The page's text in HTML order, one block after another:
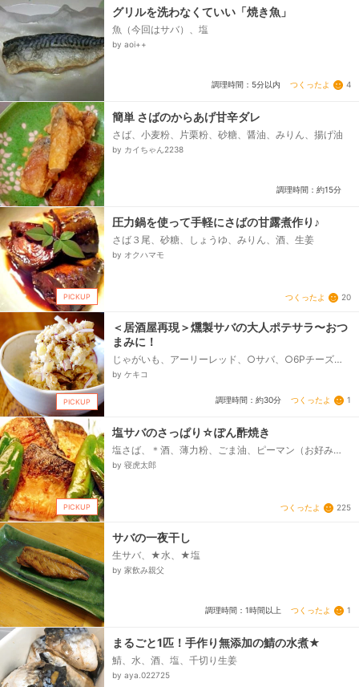
グリルを洗わなくていい「焼き魚」
魚（今回はサバ）、塩
by aoi++
調理時間：5分以内 つくったよ 4
簡単 さばのからあげ甘辛ダレ
さば、小麦粉、片栗粉、砂糖、醤油、みりん、揚げ油
by カイちゃん2238
調理時間：約15分
PICKUP
圧力鍋を使って手軽にさばの甘露煮作り♪
さば３尾、砂糖、しょうゆ、みりん、酒、生姜
by オクハマモ
つくったよ 20
PICKUP
＜居酒屋再現＞燻製サバの大人ポテサラ〜おつ
まみに！
じゃがいも、アーリーレッド、○サバ、○6Pチーズ、
★マヨネーズ、★粒マスタード、★塩、★粗挽きこし
by ケキコ
調理時間：約30分 つくったよ 1
PICKUP
塩サバのさっぱり☆ぽん酢焼き
塩さば、＊酒、薄力粉、ごま油、ピーマン（お好み
で）、☆ヤマサ 昆布ぽん酢、☆おろし生姜（チュー
by 寝虎太郎
つくったよ 225
サバの一夜干し
生サバ、★水、★塩
by 家飲み親父
調理時間：1時間以上 つくったよ 1
まるごと1匹！手作り無添加の鯖の水煮★
鯖、水、酒、塩、千切り生姜
by aya.022725